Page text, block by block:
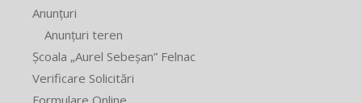
Anunțuri
Anunțuri teren
Școala „Aurel Sebeșan” Felnac
Verificare Solicitări
Formulare Online